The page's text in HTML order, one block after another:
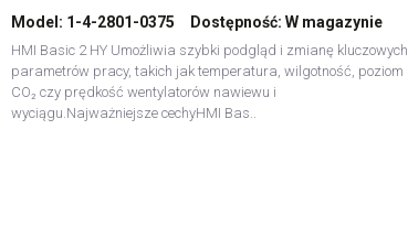
Model: 1-4-2801-0375 Dostępność: W magazynie
HMI Basic 2 HY Umożliwia szybki podgląd i zmianę kluczowych
parametrów pracy, takich jak temperatura, wilgotność, poziom
CO₂ czy prędkość wentylatorów nawiewu i
wyciągu.Najważniejsze cechyHMI Bas..